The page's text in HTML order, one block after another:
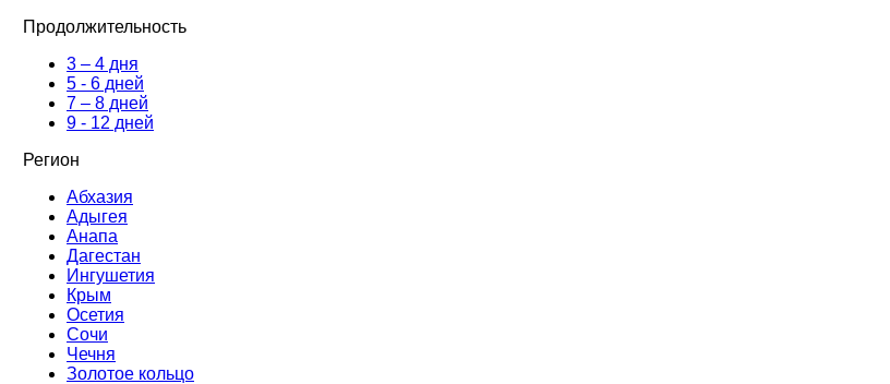
Продолжительность
3 – 4 дня
5 - 6 дней
7 – 8 дней
9 - 12 дней
Регион
Абхазия
Адыгея
Анапа
Дагестан
Ингушетия
Крым
Осетия
Сочи
Чечня
Золотое кольцо